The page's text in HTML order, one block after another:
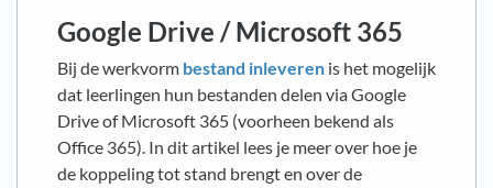
Google Drive / Microsoft 365
Bij de werkvorm bestand inleveren is het mogelijk
dat leerlingen hun bestanden delen via Google
Drive of Microsoft 365 (voorheen bekend als
Office 365). In dit artikel lees je meer over hoe je
de koppeling tot stand brengt en over de